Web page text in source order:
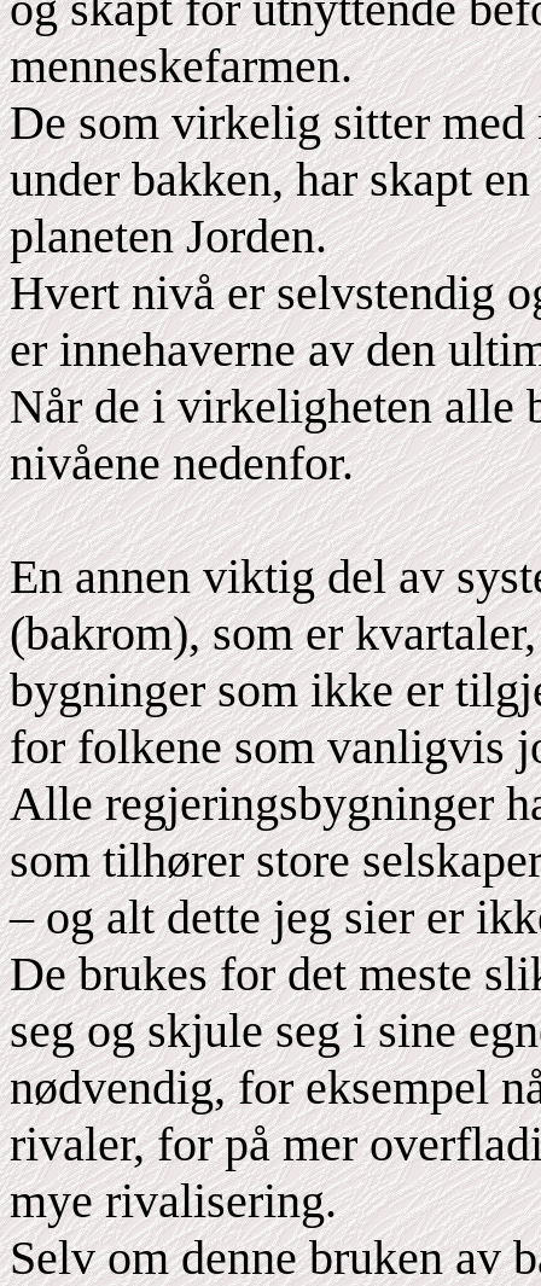
menneskefarmen.
De som virkelig sitter med
under bakken, har skapt
planeten Jorden.
Hvert nivå er selvstendig
er innehaverne av den
Når de i virkeligheten alle
nivåene nedenfor.
En annen viktig del av
(bakrom), som er
bygninger som ikke er
for folkene som vanligvis
Alle regjeringsbygninger
som tilhører store
– og alt dette jeg sier er
De brukes for det meste
seg og skjule seg i sine
nødvendig, for eksempel
rivaler, for på mer
mye rivalisering.
Selv om denne bruken av